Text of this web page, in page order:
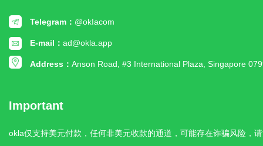
Telegram： @okIacom
E-mail： ad@okla.app
Address： Anson Road, #3 International Plaza, Singapore
Important
okla仅支持美元付款，任何非美元收款的通道，可能存在诈骗风险，